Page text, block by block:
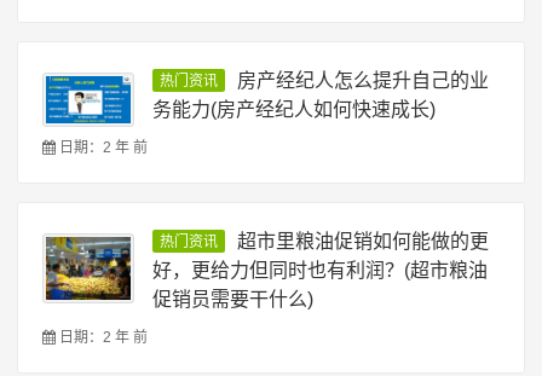
热门资讯
房产经纪人怎么提升自己的业
务能力(房产经纪人如何快速成长)
日期：2 年 前
热门资讯
超市里粮油促销如何能做的更
好，更给力但同时也有利润？(超市粮油
促销员需要干什么)
日期：2 年 前